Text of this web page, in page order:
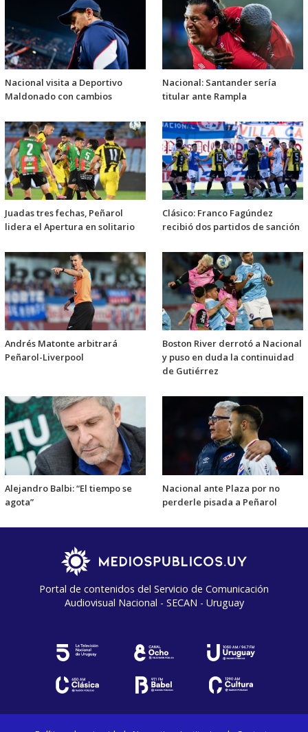
Nacional visita a Deportivo
Maldonado con cambios
Nacional: Santander sería
titular ante Rampla
Juadas tres fechas, Peñarol
lidera el Apertura en solitario
Clásico: Franco Fagúndez
recibió dos partidos de sanción
Andrés Matonte arbitrará
Peñarol-Liverpool
Boston River derrotó a Nacional
y puso en duda la continuidad
de Gutiérrez
Alejandro Balbi: “El tiempo se
agota”
Nacional ante Plaza por no
perderle pisada a Peñarol
Portal de contenidos del Servicio de Comunicación
Audiovisual Nacional - SECAN - Uruguay